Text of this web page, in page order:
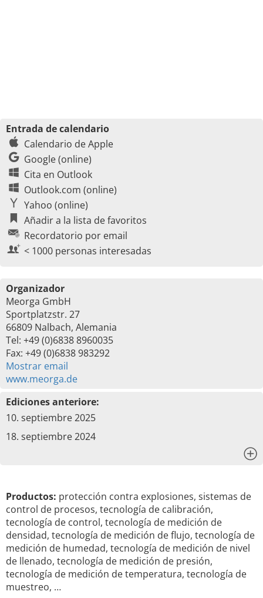
Entrada de calendario
Calendario de Apple
Google (online)
Cita en Outlook
Outlook.com (online)
Yahoo (online)
Añadir a la lista de favoritos
Recordatorio por email
< 1000 personas interesadas
Organizador
Meorga GmbH
Sportplatzstr. 27
66809 Nalbach, Alemania
Tel: +49 (0)6838 8960035
Fax: +49 (0)6838 983292
Mostrar email
www.meorga.de
Ediciones anteriore:
10. septiembre 2025
18. septiembre 2024
Productos: protección contra explosiones, sistemas de
control de procesos, tecnología de calibración,
tecnología de control, tecnología de medición de
densidad, tecnología de medición de flujo, tecnología de
medición de humedad, tecnología de medición de nivel
de llenado, tecnología de medición de presión,
tecnología de medición de temperatura, tecnología de
muestreo, …